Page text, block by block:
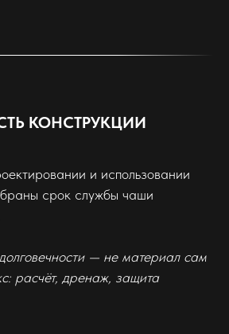
КОНСТРУКЦИИ
и использовании
срок службы чаши
— не материал сам
расчёт, дренаж, защита